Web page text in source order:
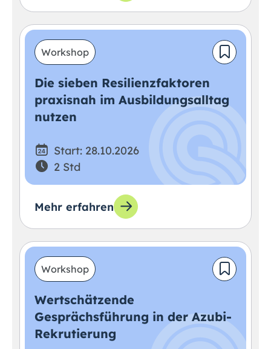
Workshop
Die sieben Resilienzfaktoren
praxisnah im Ausbildungsalltag
nutzen
Start: 28.10.2026
2 Std
Mehr erfahren
Workshop
Wertschätzende
Gesprächsführung in der Azubi-
Rekrutierung